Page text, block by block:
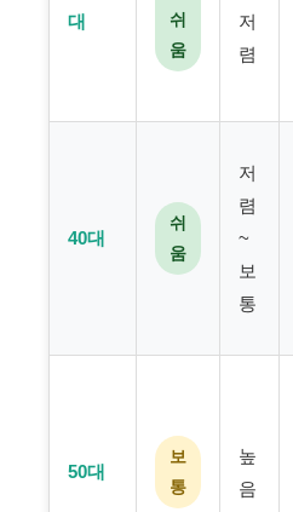
대
쉬
움
저
렴
40대
쉬
움
저
렴
~
보
통
50대
보
통
높
음